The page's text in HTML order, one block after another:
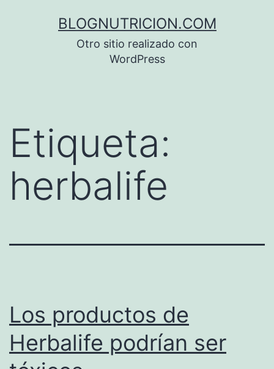
BLOGNUTRICION.COM
Otro sitio realizado con
WordPress
Etiqueta:
herbalife
Los productos de
Herbalife podrían ser